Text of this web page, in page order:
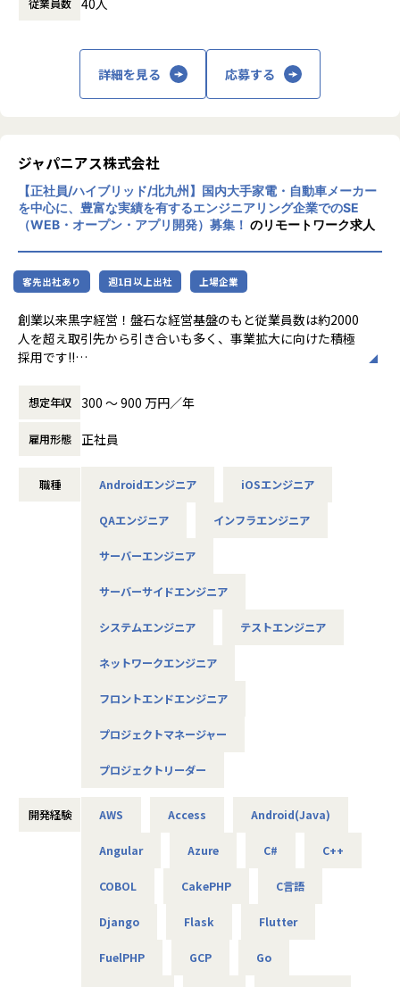
あなたのキャリアの希望に沿って案件を決定します。
「要件定義などの上流工程に挑戦したい」
「AWS、Azureなどのクラウド案件に携わりたい」など…
■フォロー体制・働き方
・アサイン前に、やりたいこと・やりたくないことを面談で
確認
・配属後は月1回の面談に加え、チャットでの相談が可能
・一人での参画の場合も、社内のメンターがフォロー
・平均残業時間：月10.5時間（全社平均）
■社員の声
＜入社1年目 エンジニア＞
した。
自分のペースでステップアップができたところが大きな魅力
現在は要件定義や設計、実装といった工程にも挑戦していま
月一で面談を行ってくれるため、やりたいことや自分の頑張
りがちゃんと反映されるところが
アルテニアの良さです。
転職前の会社の社長が代わり、会社の方針と私のエンジニア
相違が出てきてしまったため転職しました。
げるといった営業の役割も
しかなかったため、
増えるところは
会社の規定に準ずる
運用保守 → 構築 → 設計 → クラウド
件を決定します。
「構築に行きたい」「クラウドに挑戦したい」などの希望を
前提にアサインを行います。
＜主な開発案件事例＞
使用スキル：DjangoFW・Python
担当工程：調査・要件定義・基本設計・詳細設計・構築・製
造・テスト・リリース
担当者：30代後半・男性・入社4年目
-- 大手生命保険会社 資産運用システム --
使用スキル：Java
担当工程：基本設計・詳細設計・製造・テスト・リリース
担当者：30代前半・女性・入社2年目
使用スキル：VBA・Windows
担当者：20代後半・男性・入社1年目
＜主なNW案件事例＞
使用機器：Cisco、FortiGate、Palo Alto、F5 BIG-IP など
主な業務：要件整理、検証、リリース計画の策定
主な業務：ポリシー改善、ログ分析、運用改善提案
-- データセンタ移設に伴うサーバ基盤リプレース案件 --
担当工程：基本設計、運用設計、詳細設計、構築、テスト、
担当者：30台前半、男性、入社1年目
-- 金融システムインフラ開発 --
担当工程：基本設計、運用設計、詳細設計、構築、テスト、
担当者：20台後半、男性、入社1年目
長を通じてビジネス変革を実現することを目
主な事業は、プロジェクトマネジメント、ソ
フトウェア開発、インフラソリューション開
発です。官公庁向けのMicrosoft 365移行（1
大規模案件の実績があります。近年は生成AI
関連プロジェクトにも注力しています。
リモートワーク率90％、有給取得率80％以
上、育休取得率100％と、働きやすい環境づ
くりにも力を入れています。住宅手当や資格
取得支援、技術書購入補助など福利厚生も充
実しています。
中長期的には「中小企業のAI開発で第一に想
起される共創カンパニー」を目指し、技術力
です。
2026年1月1日）
5290）
■健康経営優良法人2025（中小規模法人部
門）認定
■健康優良企業認定証 銀の認定（認定期間：
従業員数
詳細を見る 応募する
ジャパニアス株式会社
【正社員/ハイブリッド/北九州】国内大手家電・自動車メーカー
を中心に、豊富な実績を有するエンジニアリング企業でのSE
（WEB・オープン・アプリ開発）募集！ のリモートワーク求人
客先出社あり 週1日以上出社 上場企業
創業以来黒字経営！盤石な経営基盤のもと従業員数は約2000
人を超え取引先から引き合いも多く、事業拡大に向けた積極
採用です!!
ご志向／ご希望に応じて、プロジェクトを決定しますので、
是非面接でお話しください！
◆取引業界
・ システム要件定義・設計（上流）SE
※ご志向・ご希望に応じて、プロジェクトを決定します
を前提としています。
■魅力ポイント
地域愛採用を行っているため、基本的にご自宅から通える
家族と一緒に過ごすことができ、好きな地域で安心して働
基本給で勝負している会社です！技術手当等で大きく見せ
ることをしておりません。
昇給は、基本給を上げていくため、賞与や残業代も必然的
スタンバイ期間は、しっかりJ-collegeにて研修を準備。
して放置しない会社です。
想定年収 300 〜 900 万円／年
雇用形態 正社員
職種 Androidエンジニア iOSエンジニア
QAエンジニア インフラエンジニア
サーバーエンジニア
サーバーサイドエンジニア
システムエンジニア テストエンジニア
ネットワークエンジニア
フロントエンドエンジニア
プロジェクトマネージャー
プロジェクトリーダー
開発経験 AWS Access Android(Java)
Angular Azure C# C++
COBOL CakePHP C言語
Django Flask Flutter
FuelPHP GCP Go